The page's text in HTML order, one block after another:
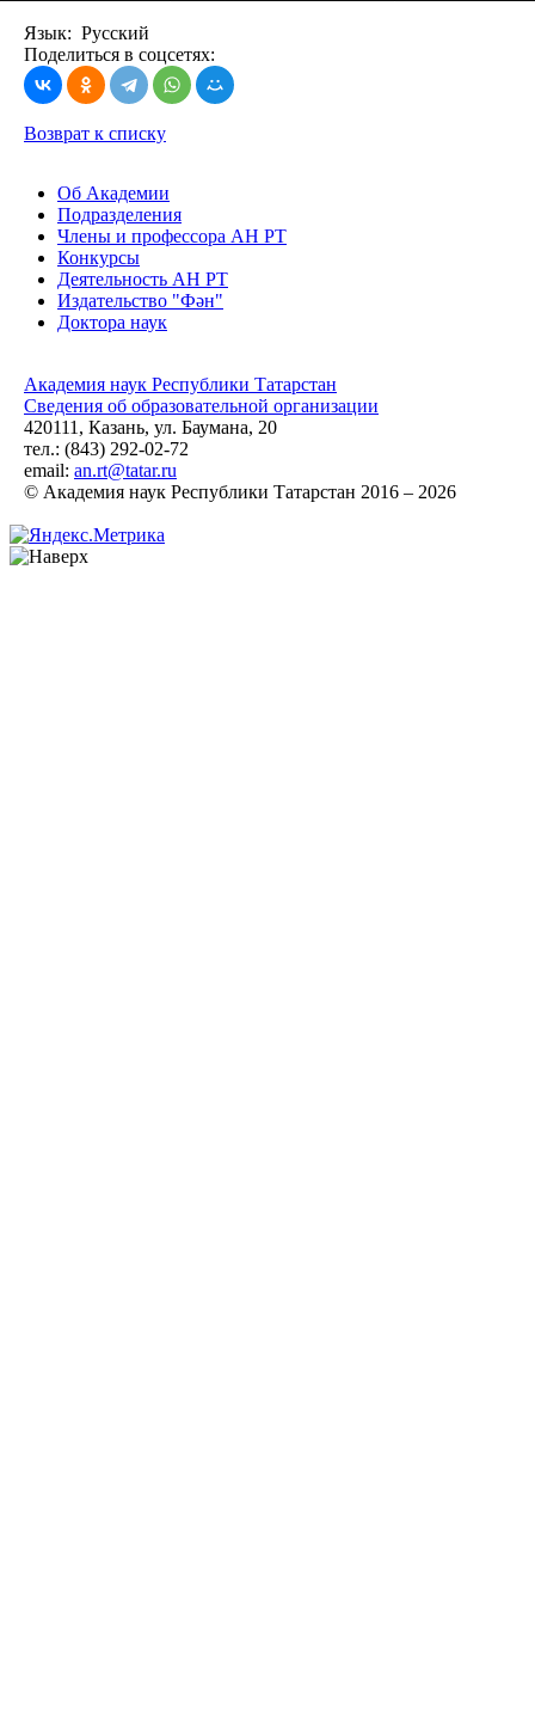
Язык: Русский
Поделиться в соцсетях:
Возврат к списку
Об Академии
Подразделения
Члены и профессора АН РТ
Конкурсы
Деятельность АН РТ
Издательство "Фән"
Доктора наук
Академия наук Республики Татарстан
Сведения об образовательной организации
420111, Казань, ул. Баумана, 20
тел.: (843) 292-02-72
email: an.rt@tatar.ru
© Академия наук Республики Татарстан 2016 – 2026